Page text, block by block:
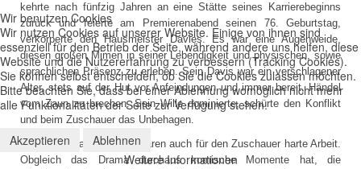
kehrte nach fünfzig Jahren an eine Stätte seines Karrierebeginns
zurück und feierte am Premierenabend seinen 76. Geburtstag,
verkörperte den Hausmeister Davies. Es war eine Augenweide,
diesen großen Mimen in seiner Lebendigkeit und physischen, sowie
sprachlichen Präsenz zu erleben. Sein Davis war ein verschlagener
Alter, stets auf der Hut vor Anfeindungen und immer bereit, Händel
vom Zaun zu brechen. Sein Wille dominierte, schürte den Konflikt
und beim Zuschauer das Unbehagen.
Die zweieinhalb Stunden waren auch für den Zuschauer harte Arbeit.
Obgleich das Drama durchaus komische Momente hat, die
Wir benutzen Cookies
Wir nutzen Cookies auf unserer Website. Einige von ihnen sind
essenziell für den Betrieb der Seite, während andere uns helfen, diese
Website und die Nutzererfahrung zu verbessern (Tracking Cookies).
Sie können selbst entscheiden, ob Sie die Cookies zulassen möchten.
Bitte beachten Sie, dass bei einer Ablehnung womöglich nicht mehr
alle Funktionalitäten der Seite zur Verfügung stehen.
Akzeptieren
Ablehnen
Weitere Informationen